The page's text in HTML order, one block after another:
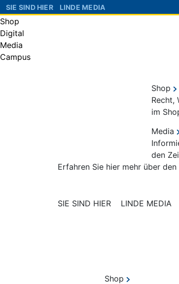
SIE SIND HIER LINDE MEDIA
Shop
Digital
Media
Campus
Shop
Recht,
im
Media
den
Erfahren Sie hier mehr über den
SIE SIND HIER LINDE MEDIA
Shop